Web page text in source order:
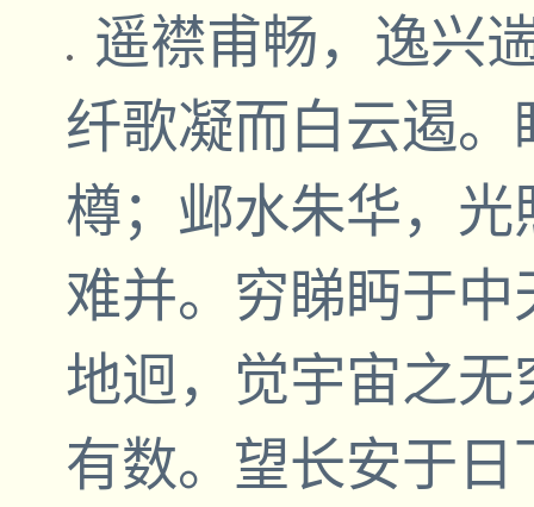
遥襟甫畅，逸兴
纤歌凝而白云遏
樽；邺水朱华，
难并。穷睇眄于
地迥，觉宇宙之
有数。望长安于